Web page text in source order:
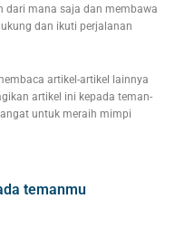
dari mana saja dan membawa
dan ikuti perjalanan
artikel-artikel lainnya
artikel ini kepada teman-
untuk meraih mimpi
temanmu